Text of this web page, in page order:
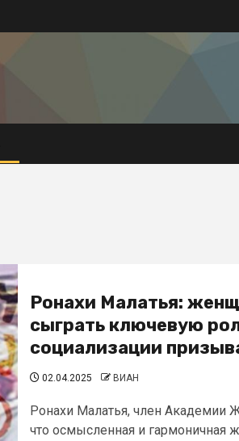
Ронахи Малатья:
сыграть ключевую
социализации
02.04.2025 ВИАН
Ронахи Малатья, член Академии
что осмысленная и гармоничная